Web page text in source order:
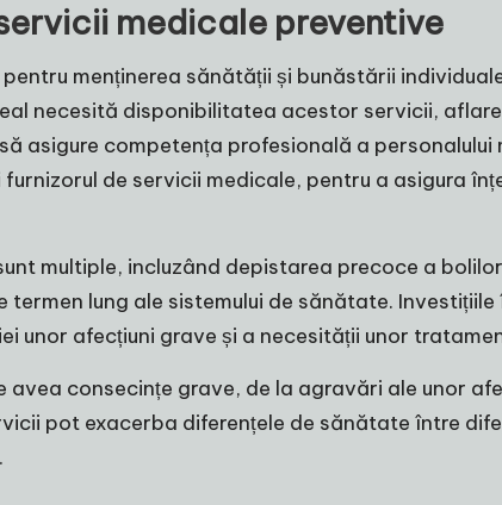
medicale preventive
menținerea sănătății și bunăstării
necesită disponibilitatea acestor servicii,
asigure competența profesională a
de servicii medicale, pentru a asigura
multiple, incluzând depistarea precoce a
lung ale sistemului de sănătate.
unor afecțiuni grave și a necesității unor
consecințe grave, de la agravări ale unor
pot exacerba diferențele de sănătate între